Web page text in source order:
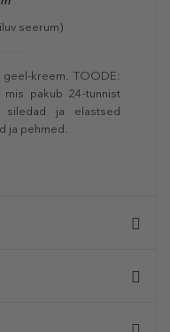
seerum)
geel-kreem. TOODE:
pakub 24-tunnist
siledad ja elastsed
ja pehmed.